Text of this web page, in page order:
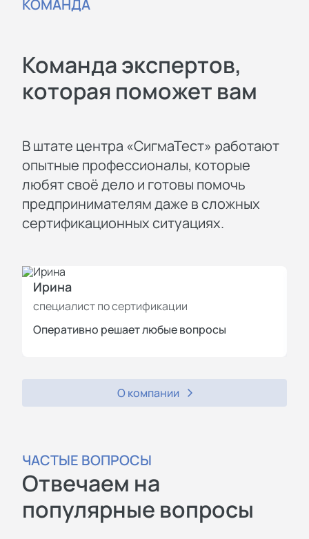
КОМАНДА
Команда экспертов,
которая поможет вам
В штате центра «СигмаТест» работают
опытные профессионалы, которые
любят своё дело и готовы помочь
предпринимателям даже в сложных
сертификационных ситуациях.
Ирина
специалист по сертификации
Оперативно решает любые вопросы
О компании
ЧАСТЫЕ ВОПРОСЫ
Отвечаем на
популярные вопросы